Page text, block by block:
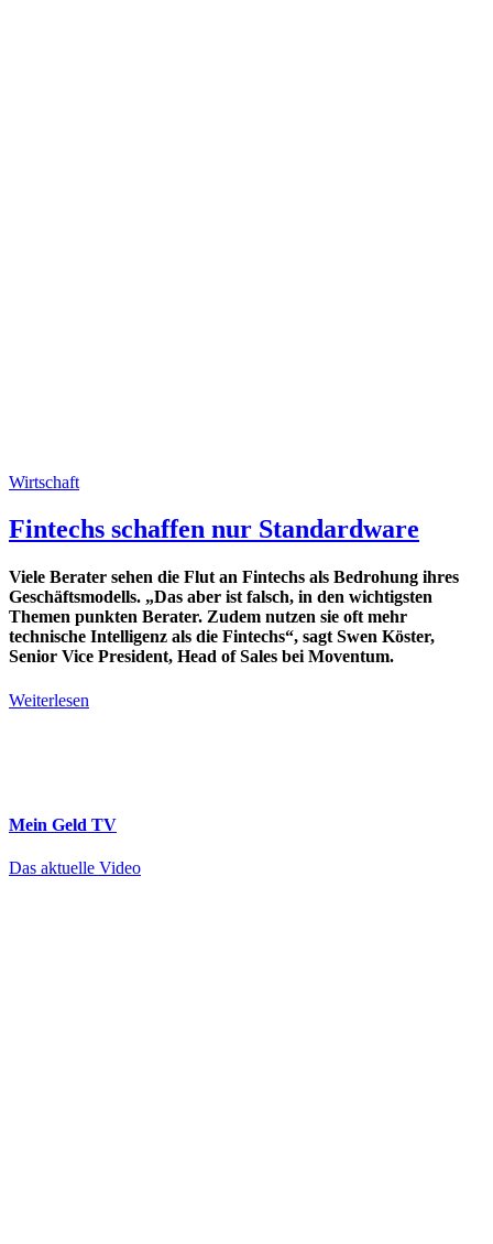
Wirtschaft
Fintechs schaffen nur Standardware
Viele Berater sehen die Flut an Fintechs als Bedrohung ihres
Geschäftsmodells. „Das aber ist falsch, in den wichtigsten
Themen punkten Berater. Zudem nutzen sie oft mehr
technische Intelligenz als die Fintechs“, sagt Swen Köster,
Senior Vice President, Head of Sales bei Moventum.
Weiterlesen
Mein Geld TV
Das aktuelle Video